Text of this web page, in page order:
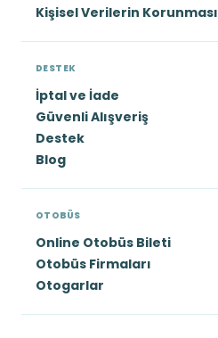
Kişisel Verilerin Korunması
DESTEK
İptal ve İade
Güvenli Alışveriş
Destek
Blog
OTOBÜS
Online Otobüs Bileti
Otobüs Firmaları
Otogarlar